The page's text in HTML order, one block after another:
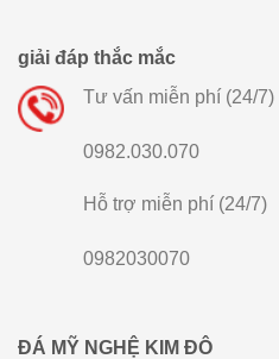
giải đáp thắc mắc
Tư vấn miễn phí (24/7)
0982.030.070
Hỗ trợ miễn phí (24/7)
0982030070
ĐÁ MỸ NGHỆ KIM ĐÔ